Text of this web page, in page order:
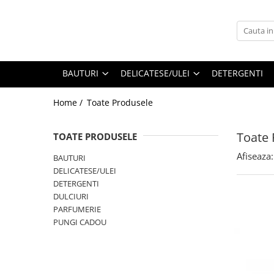
PARFUMURI
BAUTURI DELICATESE/ULEI DETERGENTI
Home / Toate Produsele
Toate
TOATE PRODUSELE
BAUTURI
DELICATESE/ULEI
DETERGENTI
DULCIURI
PARFUMERIE
PUNGI CADOU
Afiseaza: